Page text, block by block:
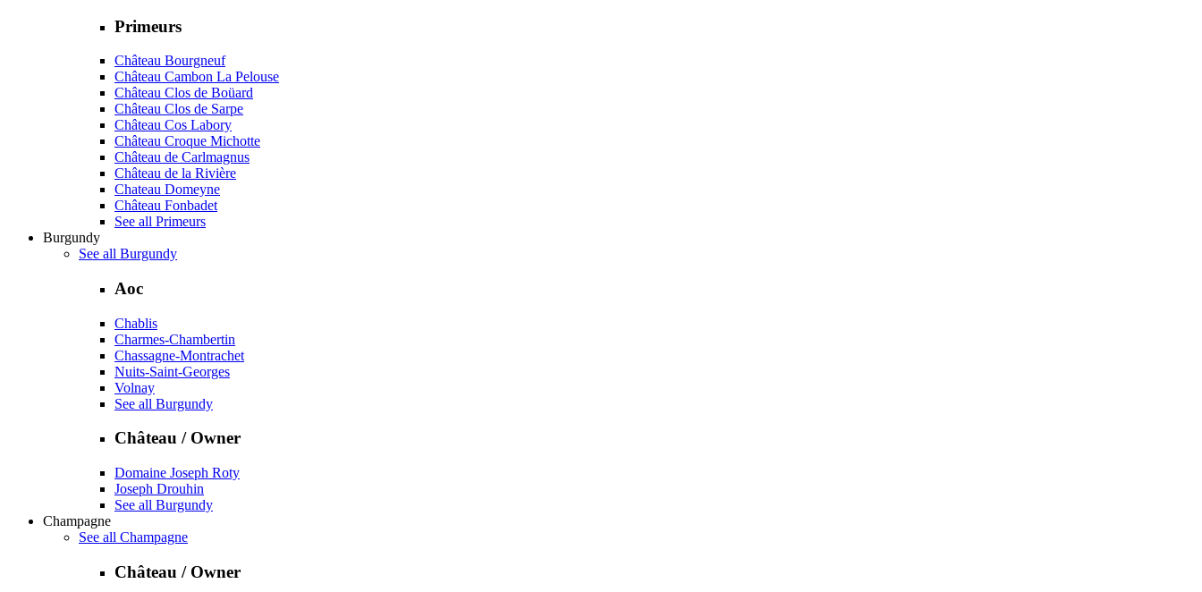
Primeurs
Château Bourgneuf
Château Cambon La Pelouse
Château Clos de Boüard
Château Clos de Sarpe
Château Cos Labory
Château Croque Michotte
Château de Carlmagnus
Château de la Rivière
Chateau Domeyne
Château Fonbadet
See all Primeurs
Burgundy
See all Burgundy
Aoc
Chablis
Charmes-Chambertin
Chassagne-Montrachet
Nuits-Saint-Georges
Volnay
See all Burgundy
Château / Owner
Domaine Joseph Roty
Joseph Drouhin
See all Burgundy
Champagne
See all Champagne
Château / Owner